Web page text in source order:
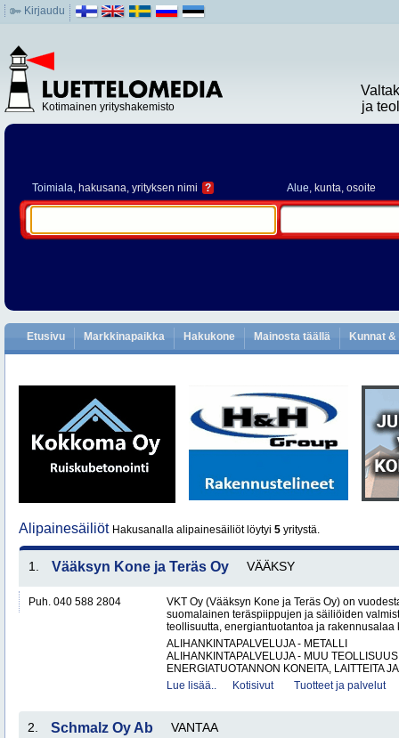
Kirjaudu
Kotimainen yrityshakemisto
ja
Toimiala, hakusana, yrityksen nimi ? Alue, kunta, osoite
Etusivu Markkinapaikka Hakukone Mainosta täällä Kunnat
Alipainesäiliöt Hakusanalla alipainesäiliöt löytyi 5 yritystä.
1. Vääksyn Kone ja Teräs Oy VÄÄKSY
Puh. 040 588 2804
VKT Oy (Vääksyn Kone ja Teräs Oy) on
suomalainen teräspiippujen ja säiliöiden
teollisuutta, energiantuotantoa ja rakennusalaa
ALIHANKINTAPALVELUJA - METALLI
ALIHANKINTAPALVELUJA - MUU TEOLLISUUS
ENERGIATUOTANNON KONEITA, LAITTEITA
Lue lisää..
Kotisivut Tuotteet ja palvelut
2. Schmalz Oy Ab VANTAA